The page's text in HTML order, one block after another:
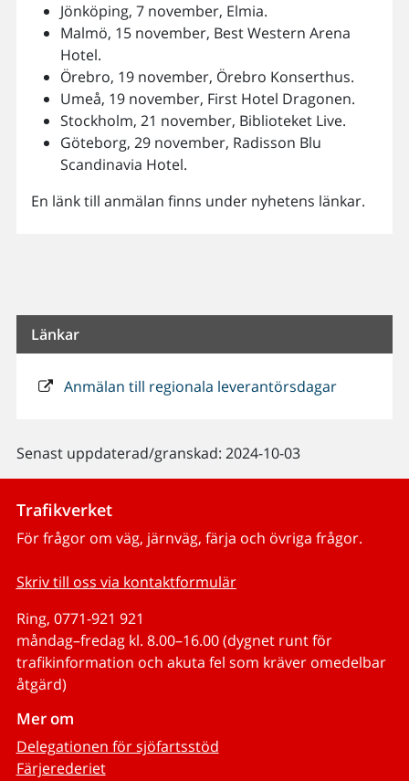
Jönköping, 7 november, Elmia.
Malmö, 15 november, Best Western Arena
Hotel.
Örebro, 19 november, Örebro Konserthus.
Umeå, 19 november, First Hotel Dragonen.
Stockholm, 21 november, Biblioteket Live.
Göteborg, 29 november, Radisson Blu
Scandinavia Hotel.
En länk till anmälan finns under nyhetens länkar.
Länkar
Anmälan till regionala leverantörsdagar
Senast uppdaterad/granskad: 2024-10-03
Trafikverket
För frågor om väg, järnväg, färja och övriga frågor.
Skriv till oss via kontaktformulär
Ring, 0771-921 921
måndag–fredag kl. 8.00–16.00 (dygnet runt för
trafikinformation och akuta fel som kräver omedelbar
åtgärd)
Mer om
Delegationen för sjöfartsstöd
Färjerederiet